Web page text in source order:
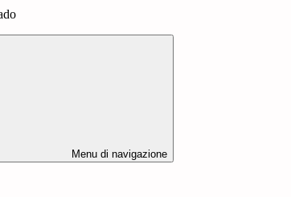
Menu di navigazione